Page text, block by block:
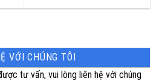
VỚI CHÚNG TÔI
tư vấn, vui lòng liên hệ với chúng